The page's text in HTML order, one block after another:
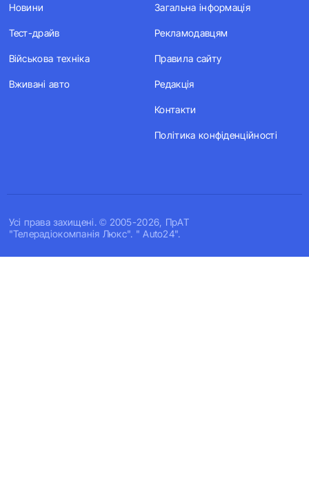
Усi права захищенi. © 2005-2026, ПрАТ
"Телерадіокомпанія Люкс". " Auto24".
Новини
Тест-драйв
Військова техніка
Вживані авто
Загальна інформація
Рекламодавцям
Правила сайту
Редакція
Контакти
Політика конфіденційності